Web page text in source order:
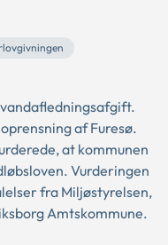
af Furesø.
at kommunen
Vurderingen
fra Miljøstyrelsen,
Amtskommune.